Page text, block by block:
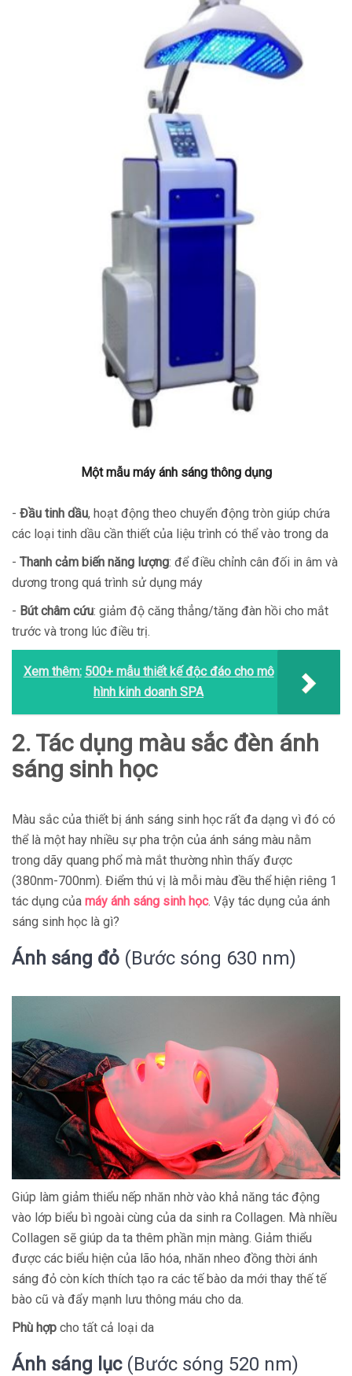
Một mẫu máy ánh sáng thông dụng
- Đầu tinh dầu, hoạt động theo chuyển động tròn giúp chứa
các loại tinh dầu cần thiết của liệu trình có thể vào trong da
- Thanh cảm biến năng lượng: để điều chỉnh cân đối in âm và
dương trong quá trình sử dụng máy
- Bút châm cứu: giảm độ căng thẳng/tăng đàn hồi cho mắt
trước và trong lúc điều trị.
Xem thêm: 500+ mẫu thiết kế độc đáo cho mô
hình kinh doanh SPA
2. Tác dụng màu sắc đèn ánh
sáng sinh học
Màu sắc của thiết bị ánh sáng sinh học rất đa dạng vì đó có
thể là một hay nhiều sự pha trộn của ánh sáng màu nằm
trong dãy quang phổ mà mắt thường nhìn thấy được
(380nm-700nm). Điểm thú vị là mỗi màu đều thể hiện riêng 1
tác dụng của máy ánh sáng sinh học. Vậy tác dụng của ánh
sáng sinh học là gì?
Ánh sáng đỏ (Bước sóng 630 nm)
Giúp làm giảm thiểu nếp nhăn nhờ vào khả năng tác động
vào lớp biểu bì ngoài cùng của da sinh ra Collagen. Mà nhiều
Collagen sẽ giúp da ta thêm phần mịn màng. Giảm thiểu
được các biểu hiện của lão hóa, nhăn nheo đồng thời ánh
sáng đỏ còn kích thích tạo ra các tế bào da mới thay thế tế
bào cũ và đẩy mạnh lưu thông máu cho da.
Phù hợp cho tất cả loại da
Ánh sáng lục(Bước sóng 520 nm)